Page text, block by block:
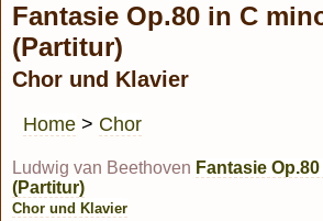
Fantasie Op.80 in C
(Partitur)
Chor und Klavier
Home > Chor
Ludwig van Beethoven Fantasie
(Partitur)
Chor und Klavier